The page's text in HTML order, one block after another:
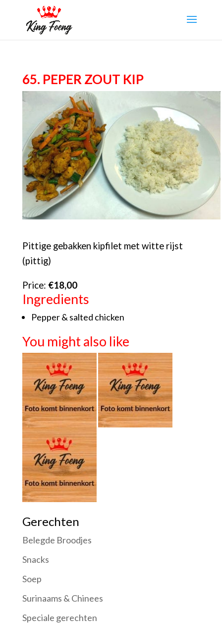
65. Peper zout kip
Pittige gebakken kipfilet met witte rijst
(pittig)
Price: €18,00
Ingredients
Pepper & salted chicken
You might also like
Gerechten
Belegde Broodjes
Snacks
Soep
Surinaams & Chinees
Speciale gerechten